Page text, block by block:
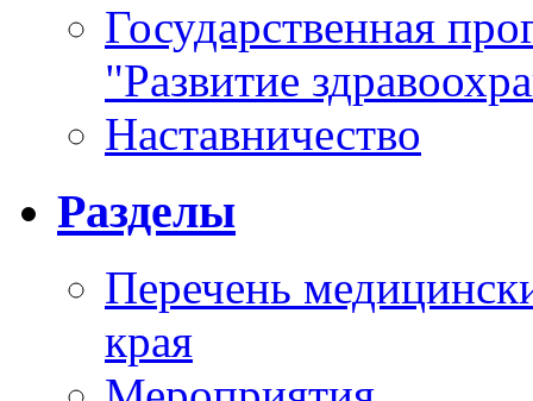
Государственная
"Развитие
Наставничество
Разделы
Перечень
края